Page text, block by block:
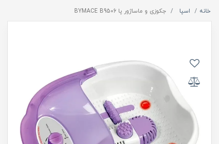
خانه اسپا جکوزی و ماساژور پا BYMACE B9506